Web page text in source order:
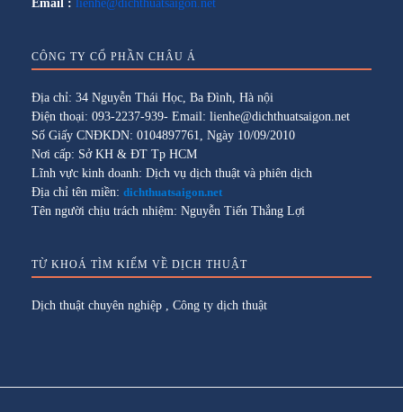
Email : lienhe@dichthuatsaigon.net
CÔNG TY CỔ PHẦN CHÂU Á
Địa chỉ: 34 Nguyễn Thái Học, Ba Đình, Hà nội
Điện thoại: 093-2237-939- Email: lienhe@dichthuatsaigon.net
Số Giấy CNĐKDN: 0104897761, Ngày 10/09/2010
Nơi cấp: Sở KH & ĐT Tp HCM
Lĩnh vực kinh doanh: Dịch vụ dịch thuật và phiên dịch
Địa chỉ tên miền: dichthuatsaigon.net
Tên người chịu trách nhiệm: Nguyễn Tiến Thắng Lợi
TỪ KHOÁ TÌM KIẾM VỀ DỊCH THUẬT
Dịch thuật chuyên nghiệp , Công ty dịch thuật